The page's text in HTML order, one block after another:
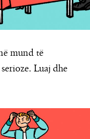
mund të
Luaj dhe